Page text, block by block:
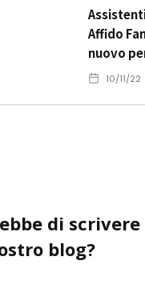
Affido
nuovo
10/11/22
di
blog?